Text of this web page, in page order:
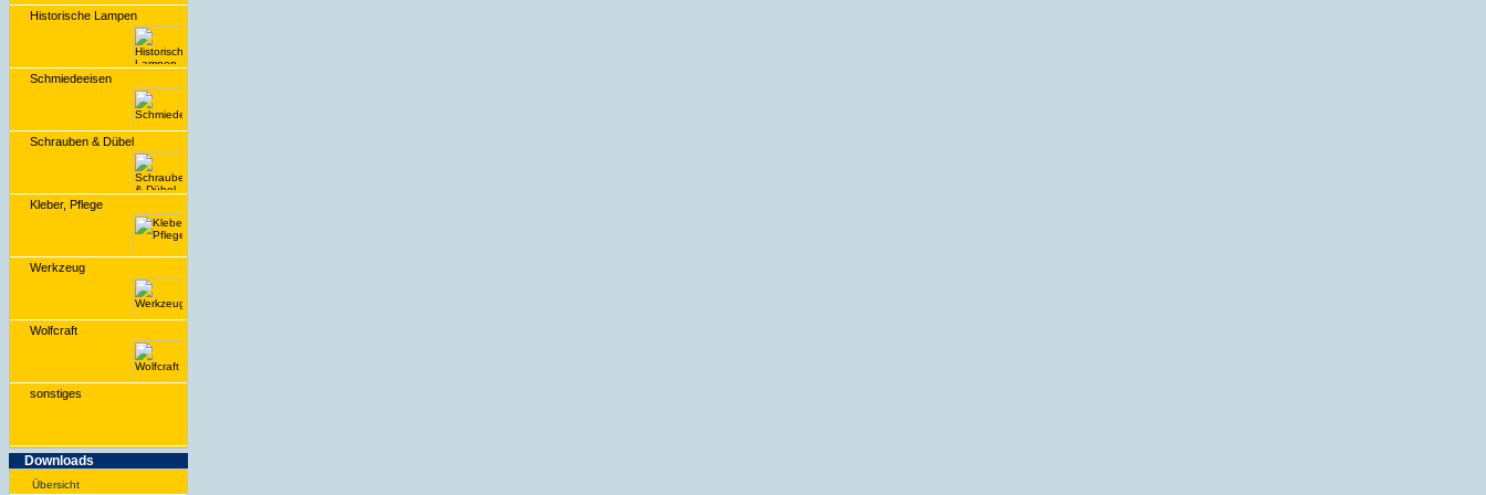
Historische Lampen
Schmiedeeisen
Schrauben & Dübel
Kleber, Pflege
Werkzeug
Wolfcraft
sonstiges
Downloads
Übersicht